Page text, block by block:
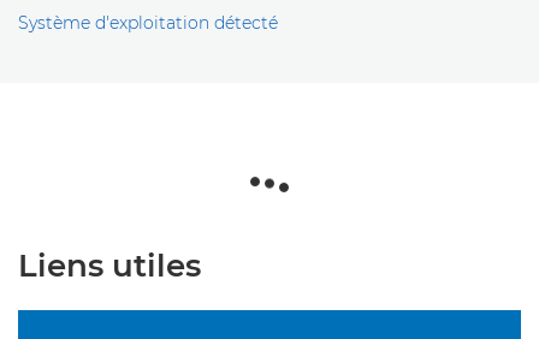
Système d'exploitation détecté
Liens utiles